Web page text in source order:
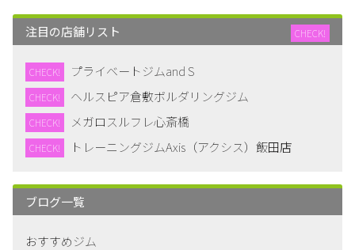
注目の店舗リスト CHECK!
CHECK! プライベートジムand S
CHECK! ヘルスピア倉敷ボルダリングジム
CHECK! メガロスルフレ心斎橋
CHECK! トレーニングジムAxis（アクシス）飯田店
ブログ一覧
おすすめジム